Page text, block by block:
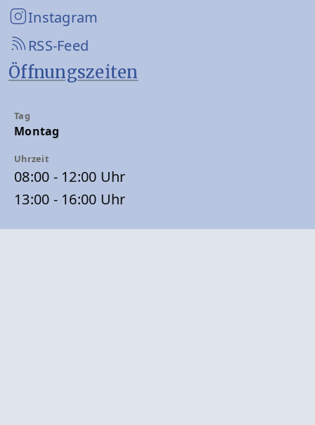
Instagram
RSS-Feed
Öffnungszeiten
Montag
08:00 - 12:00 Uhr
13:00 - 16:00 Uhr